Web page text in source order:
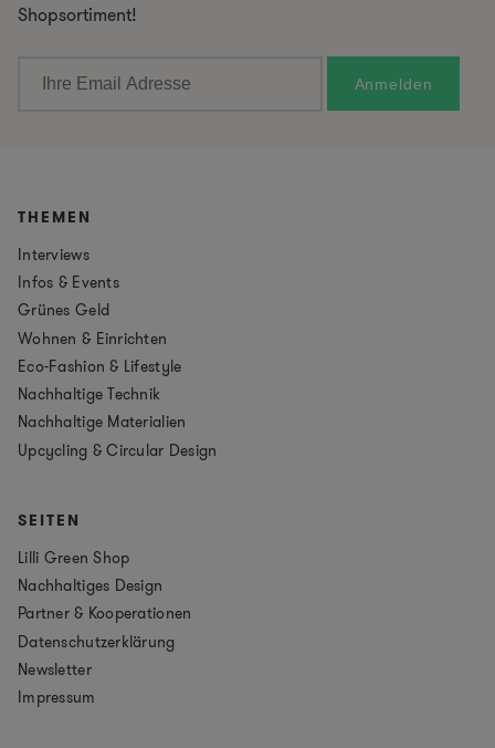
Shopsortiment!
THEMEN
Interviews
Infos & Events
Grünes Geld
Wohnen & Einrichten
Eco-Fashion & Lifestyle
Nachhaltige Technik
Nachhaltige Materialien
Upcycling & Circular Design
SEITEN
Lilli Green Shop
Nachhaltiges Design
Partner & Kooperationen
Datenschutzerklärung
Newsletter
Impressum